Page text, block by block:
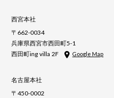
西宮本社
〒662-0034
兵庫県西宮市西田町5-1
西田町ing villa 2F
Google Map
名古屋本社
〒450-0002